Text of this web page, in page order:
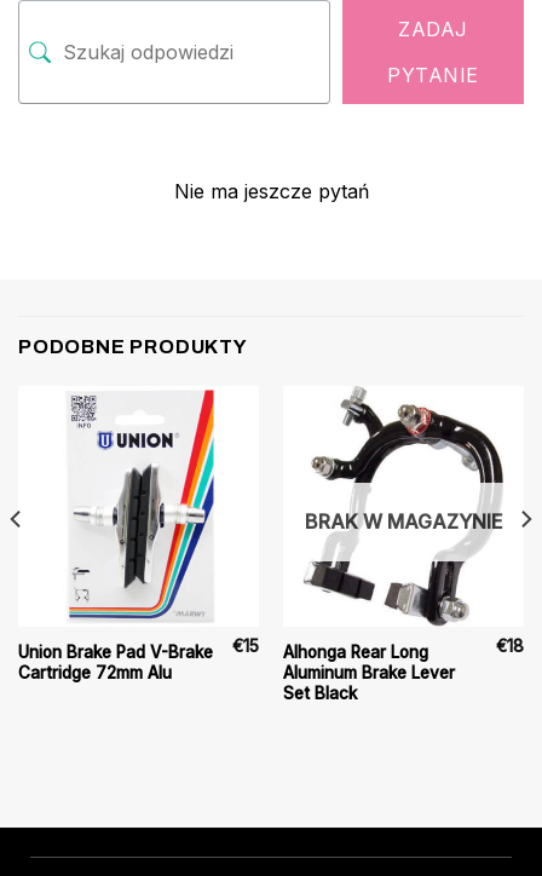
ZADAJ
PYTANIE
Nie ma jeszcze pytań
PODOBNE PRODUKTY
Union Brake Pad V-Brake
Cartridge 72mm Alu
€15
BRAK W MAGAZYNIE
Alhonga Rear Long
Aluminum Brake Lever
Set Black
€18